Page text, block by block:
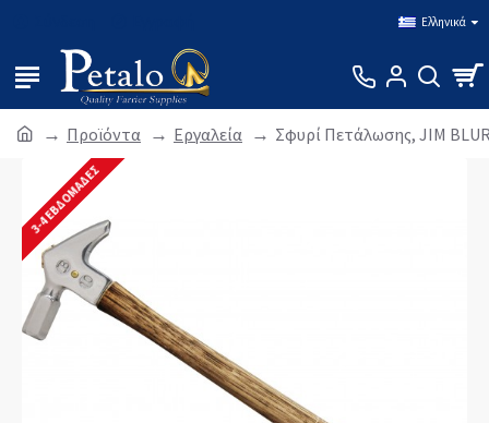
Ελληνικά
Προϊόντα Εργαλεία Σφυρί Πετάλωσης, JIM
3-4 ΕΒΔΟΜΆΔΕΣ